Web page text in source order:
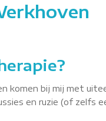
komen bij mij met
en ruzie (of zelfs